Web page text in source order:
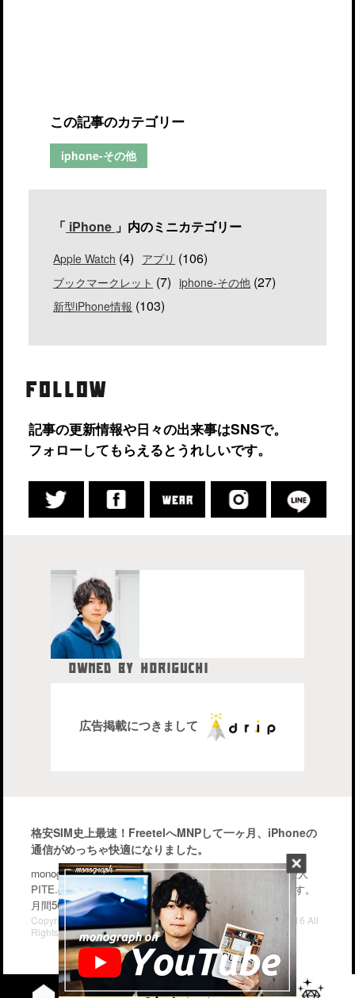
この記事のカテゴリー
iphone-その他
「 iPhone 」内のミニカテゴリー
Apple Watch (4) アプリ (106)
ブックマークレット (7) iphone-その他 (27)
新型iPhone情報 (103)
FOLLOW
記事の更新情報や日々の出来事はSNSで。
フォローしてもらえるとうれしいです。
OWNED BY HORIGUCHI
株式会社drip代表取締役社長
広告掲載につきまして
格安SIM史上最速！FreetelへMNPして一ヶ月、iPhoneの
通信がめっちゃ快適になりました。
monographはiPhone・Macなどのガジェットを中心に管理人
PITE.の気になるモノを幅広く紹介するブログメディアです。
月間50〜70万PV。気軽に楽しんで行って下さい。
Copyright© iPhone・Macの情報発信ブログ "monograph" , 2016 All
Rights Reserved.